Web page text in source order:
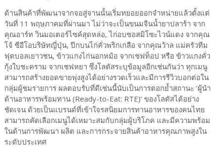
ด้านสินค้าที่พัฒนาจากจอสู่จานนั้นเริ่มทยอยออกจำหน่ายแล้วตั้งแต่
วันที่ 11 พฤษภาคมที่ผ่านมา ไม่ว่าจะเป็นขนมจีนน้ำยาปลาร้า จาก
คุณอาร์ท วินมอเตอร์ไซค์สุดหล่อ, ไก่อบซอสมิโซะไวน์แดง จากคุณ
โจ้ ซีอีโอบริษัทญี่ปุ่น, ปีกบนไก่คั่วพริกเกลือ จากคุณว้าล แม่ครัวทีม
ฟุตบอลเยาวชน, ข้าวแกงไก่นอกหม้อ จากเชฟท็อป หรือ ข้าวแกงคั่ว
กุ้งใบชะคราม จากเชฟหยา ซึ่งโลตัสระบุข้อมูลอีกเช่นกันว่า ทุกเมนู
สามารถสร้างยอดขายพุ่งสูงได้อย่างรวดเร็วและมีการรีวิวบอกต่อใน
กลุ่มผู้ชมรายการ ผลตอบรับที่ดีเช่นนี้นับเป็นการตอกย้ำสถานะ ‘ผู้นำ
ด้านอาหารพร้อมทาน (Ready-to-Eat: RTE)’ ของโลตัสได้อย่าง
ชัดเจน ด้วยเป็นแบรนด์ที่เข้าใจรสนิยมการทานอาหารของคนไทย
สามารถคัดเลือกเมนูได้เหมาะสมกับกลุ่มผู้บริโภค และมีความพร้อม
ในด้านการพัฒนา ผลิต และการกระจายสินค้าอาหารคุณภาพสูงใน
ระดับประเทศ